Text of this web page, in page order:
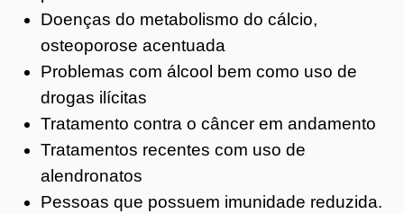
Doenças do metabolismo do cálcio,
osteoporose acentuada
Problemas com álcool bem como uso de
drogas ilícitas
Tratamento contra o câncer em andamento
Tratamentos recentes com uso de
alendronatos
Pessoas que possuem imunidade reduzida.